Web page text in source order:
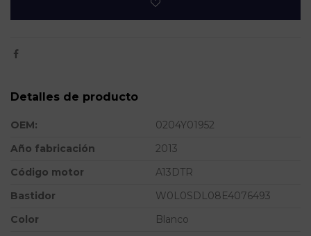
Detalles de producto
OEM:
0204Y01952
Año fabricación
2013
Código motor
A13DTR
Bastidor
W0L0SDL08E4076493
Color
Blanco